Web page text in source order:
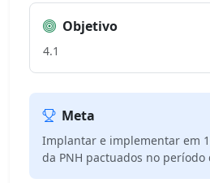
Objetivo
4.1
Meta
Implantar e implementar em
da PNH pactuados no período